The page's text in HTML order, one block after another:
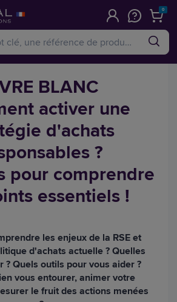
0
BLANC
activer une
d'achats
?
pour comprendre
essentiels !
les enjeux de la RSE et
d'achats actuelle ? Quelles
? Quels outils pour vous aider ?
vous entourer, animer votre
le fruit des actions menées